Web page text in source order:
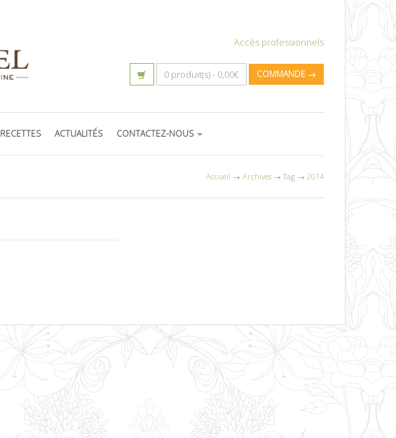
Accès professionnels
0 produit(s) - 0,00€ COMMANDE →
RECETTES ACTUALITÉS CONTACTEZ-NOUS
Accueil → Archives → Tag → 2014